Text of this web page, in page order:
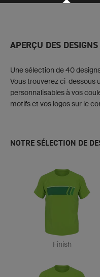
APERÇU DES DESIGNS
Une sélection de 40
Vous trouverez ci-dessous
personnalisables à vos
motifs et vos logos sur le
NOTRE SÉLECTION DE
Finish